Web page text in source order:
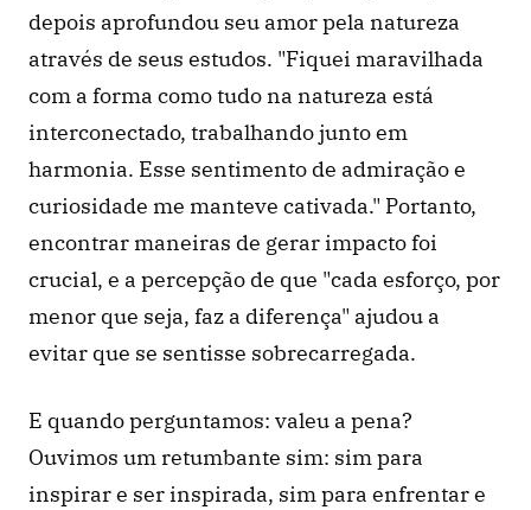
depois aprofundou seu amor pela natureza
através de seus estudos. "Fiquei maravilhada
com a forma como tudo na natureza está
interconectado, trabalhando junto em
harmonia. Esse sentimento de admiração e
curiosidade me manteve cativada." Portanto,
encontrar maneiras de gerar impacto foi
crucial, e a percepção de que "cada esforço, por
menor que seja, faz a diferença" ajudou a
evitar que se sentisse sobrecarregada.
E quando perguntamos: valeu a pena?
Ouvimos um retumbante sim: sim para
inspirar e ser inspirada, sim para enfrentar e